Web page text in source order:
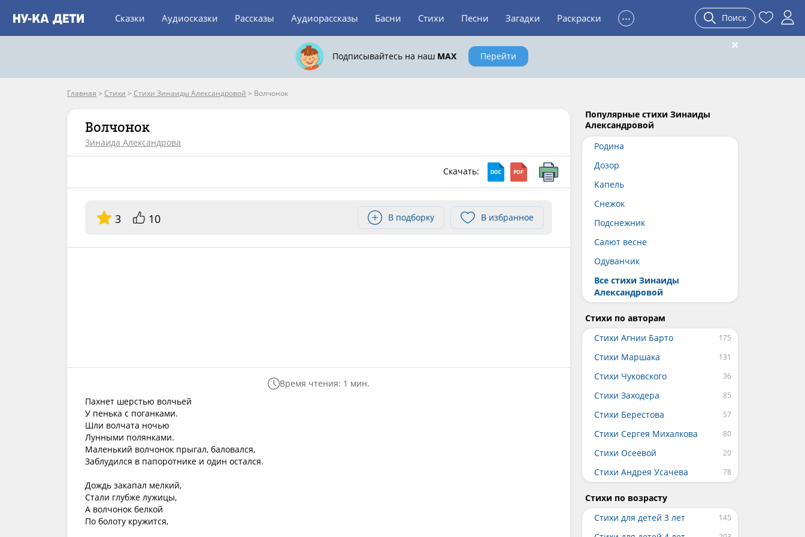
Сказки Аудиосказки Рассказы Аудиорассказы Басни Стихи Песни Загадки Раскраски ... Поиск
Подписывайтесь на наш MAX Перейти
Главная > Стихи > Стихи Зинаиды Александровой > Волчонок
Волчонок
Зинаида Александрова
Скачать:
3 10 В подборку В избранное
Время чтения: 1 мин.
Пахнет шерстью волчьей
У пенька с поганками.
Шли волчата ночью
Лунными полянками.
Маленький волчонок прыгал, баловался,
Заблудился в папоротнике и один остался.
Дождь закапал мелкий,
Стали глубже лужицы,
А волчонок белкой
По болоту кружится,
Популярные стихи Зинаиды
Александровой
Родина
Дозор
Капель
Снежок
Подснежник
Салют весне
Одуванчик
Все стихи Зинаиды
Александровой
Стихи по авторам
Стихи Агнии Барто
Стихи Маршака
Стихи Чуковского
Стихи Заходера
Стихи Берестова
Стихи Сергея Михалкова
Стихи Осеевой
Стихи Андрея Усачева
Стихи по возрасту
Стихи для детей 3 лет